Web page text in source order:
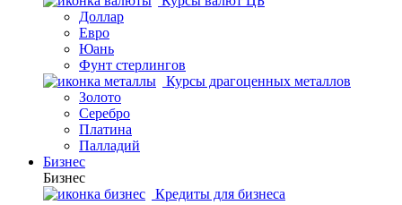
Доллар
Евро
Юань
Фунт стерлингов
Курсы драгоценных металлов
Золото
Серебро
Платина
Палладий
Бизнес
Бизнес
Кредиты для бизнеса